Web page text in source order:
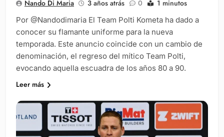
Nando Di Maria 3 años atrás 0 1 minutos
Por @Nandodimaria El Team Polti Kometa ha dado a
conocer su flamante uniforme para la nueva
temporada. Este anuncio coincide con un cambio de
denominación, el regreso del mítico Team Polti,
evocando aquella escuadra de los años 80 a 90.
Leer más